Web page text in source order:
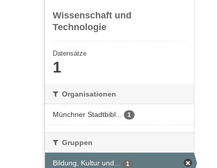
Wissenschaft und
Technologie
Datensätze
1
Organisationen
Münchner Stadtbibl... 1
Gruppen
Bildung, Kultur und... 1